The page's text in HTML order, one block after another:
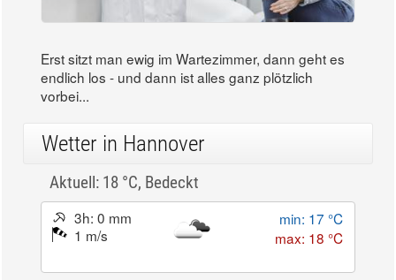
Erst sitzt man ewig im Wartezimmer, dann geht es
endlich los - und dann ist alles ganz plötzlich
vorbei...
Wetter in Hannover
Aktuell: 18 °C, Bedeckt
3h: 0 mm
1 m/s
min: 17 °C
max: 18 °C